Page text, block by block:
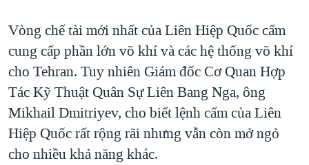
Vòng chế tài mới nhất của Liên Hiệp Quốc cấm
cung cấp phần lớn võ khí và các hệ thống võ khí
cho Tehran. Tuy nhiên Giám đốc Cơ Quan Hợp
Tác Kỹ Thuật Quân Sự Liên Bang Nga, ông
Mikhail Dmitriyev, cho biết lệnh cấm của Liên
Hiệp Quốc rất rộng rãi nhưng vẫn còn mở ngỏ
cho nhiều khả năng khác.